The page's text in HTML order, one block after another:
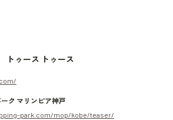
トゥース トゥース
ク マリンピア神戸
park.com/mop/kobe/teaser/